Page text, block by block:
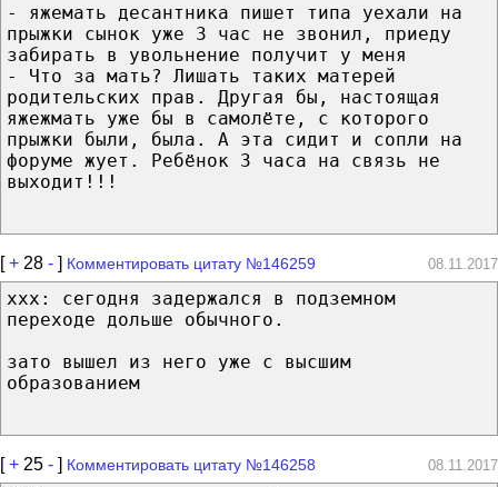
- яжемать десантника пишет типа уехали на
прыжки сынок уже 3 час не звонил, приеду
забирать в увольнение получит у меня
- Что за мать? Лишать таких матерей
родительских прав. Другая бы, настоящая
яжежмать уже бы в самолёте, с которого
прыжки были, была. А эта сидит и сопли на
форуме жует. Ребёнок 3 часа на связь не
выходит!!!
[+ 28 - ] Комментировать цитату №146259 08.11.2017
xxx: сегодня задержался в подземном
переходе дольше обычного.
зато вышел из него уже с высшим
образованием
[+ 25 - ] Комментировать цитату №146258 08.11.2017